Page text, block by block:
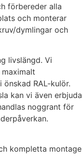
förbereder alla
och monterar
dymlingar och
livslängd. Vi
RAL-kulör.
kan vi även erbjuda
noggrant för
kompletta montage